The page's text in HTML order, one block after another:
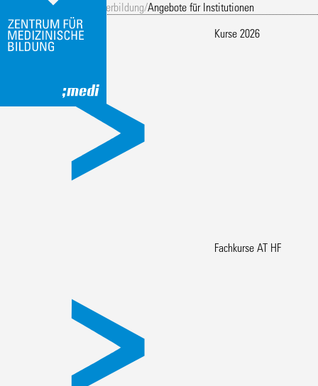
Aktivierung Weiterbildung/Angebote für Institutionen
Angebote für Institutionen
Kurse 2026
Fachkurse AT HF